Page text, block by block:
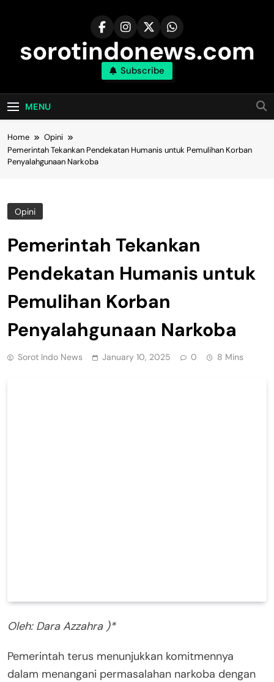
sorotindonews.com
Subscribe
MENU
Home
Opini
Pemerintah Tekankan Pendekatan Humanis untuk Pemulihan Korban
Penyalahgunaan Narkoba
Opini
Pemerintah Tekankan
Pendekatan Humanis untuk
Pemulihan Korban
Penyalahgunaan Narkoba
Sorot Indo News January 10, 2025 0 8 Mins
Oleh: Dara Azzahra )*
Pemerintah terus menunjukkan komitmennya
dalam menangani permasalahan narkoba dengan